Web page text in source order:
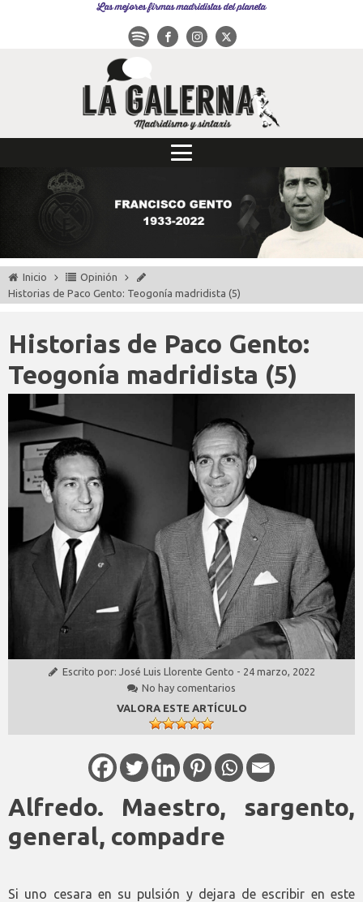
Las mejores firmas madridistas del planeta
Inicio
Opinión
Historias de Paco Gento: Teogonía madridista (5)
Historias de Paco Gento:
Teogonía madridista (5)
Escrito por: José Luis Llorente Gento - 24 marzo, 2022
No hay comentarios
VALORA ESTE ARTÍCULO
Alfredo. Maestro, sargento,
general, compadre
Si uno cesara en su pulsión y dejara de escribir en este